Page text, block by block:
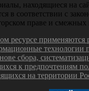
находящиеся на
в соответствии с
праве и смежных
ресурсе применяются
технологии
сбора,
к предпочтениям
на территории